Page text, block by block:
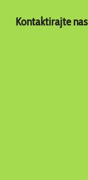
Kontaktirajte nas